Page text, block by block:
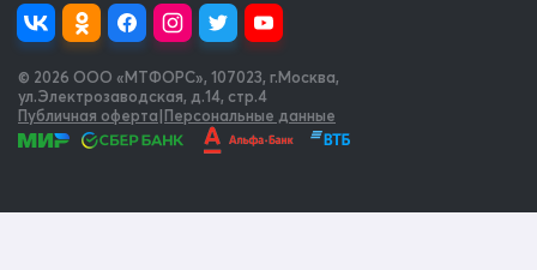
© 2026 OOO «МТФОРС», 107023, г.Москва,
ул.Электрозаводская, д.14, стр.4
Публичная оферта|Персональные данные